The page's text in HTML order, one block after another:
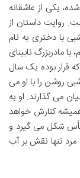
که در سال ۱۸۴۸ نگاشته شده، یکی از عاشقانه
روایت داستان از
با دختری به نام
مادربزرگ نابینای
قرار بوده یک سال
روشن را با او می
می گذارند. او به
کنارش خواهد
شکل می گیرد و
مرد تنها نقش بر آب